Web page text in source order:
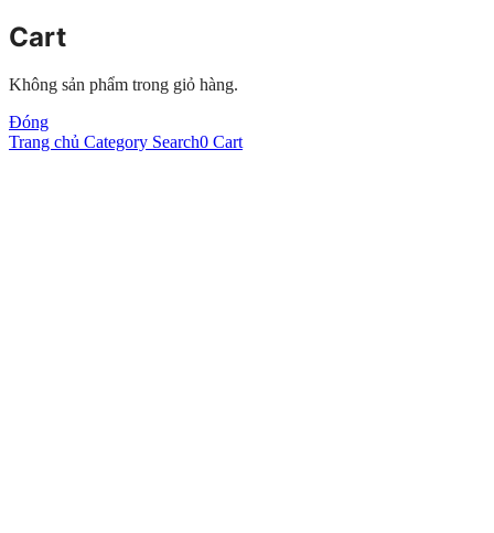
Cart
Không sản phẩm trong giỏ hàng.
Đóng
Trang chủ Category Search0 Cart